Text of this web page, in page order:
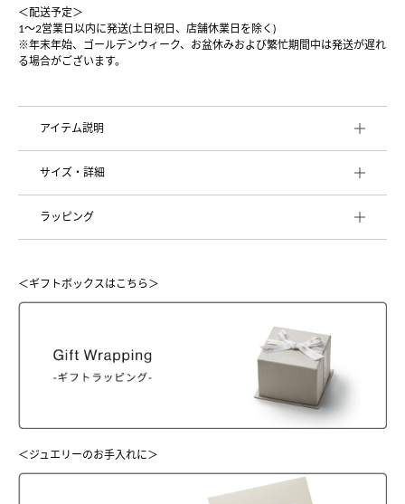
＜配送予定＞
1〜2営業日以内に発送(土日祝日、店舗休業日を除く)
※年末年始、ゴールデンウィーク、お盆休みおよび繁忙期間中は発送が遅れ
る場合がございます。
アイテム説明
サイズ・詳細
ラッピング
＜ギフトボックスはこちら＞
＜ジュエリーのお手入れに＞